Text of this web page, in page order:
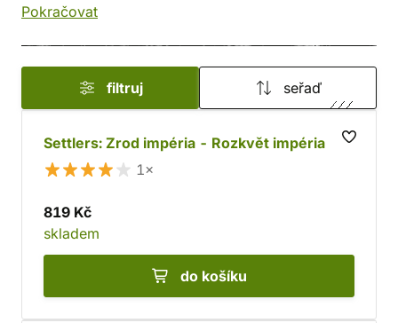
Pokračovat
filtruj seřaď
Settlers: Zrod impéria - Rozkvět impéria
1×
819 Kč
skladem
do košíku